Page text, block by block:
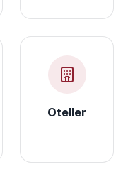
Oteller